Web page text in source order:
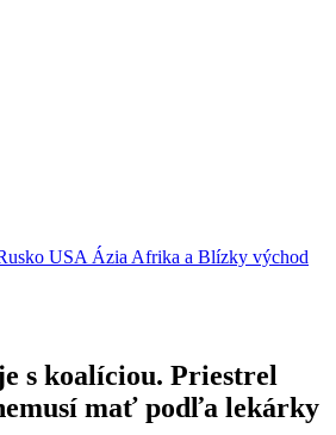
USA ÁziaAfrika a Blízky východ
s koalíciou. Priestrel
mať podľa lekárky